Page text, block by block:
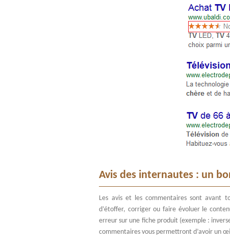
Avis des internautes : un
Les avis et les commentaires sont avant
d’étoffer, corriger ou faire évoluer le
erreur sur une fiche produit (exemple :
commentaires vous permettront d’avoir un